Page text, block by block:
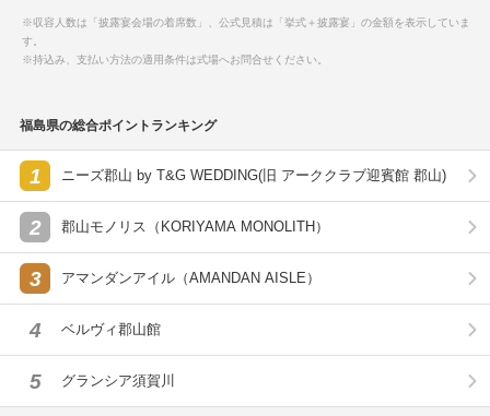
※収容人数は「披露宴会場の着席数」、公式見積は「挙式＋披露宴」の金額を表示していま
す。
※持込み、支払い方法の適用条件は式場へお問合せください。
福島県の総合ポイントランキング
1 ニーズ郡山 by T&G WEDDING(旧 アーククラブ迎賓館 郡山)
2 郡山モノリス（KORIYAMA MONOLITH）
3 アマンダンアイル（AMANDAN AISLE）
4 ベルヴィ郡山館
5 グランシア須賀川